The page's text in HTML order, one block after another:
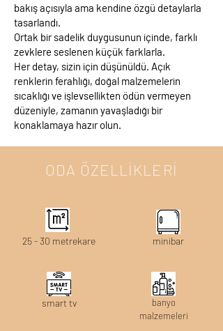
bakış açısıyla ama kendine özgü detaylarla
tasarlandı.
Ortak bir sadelik duygusunun içinde, farklı
zevklere seslenen küçük farklarla.
Her detay, sizin için düşünüldü. Açık
renklerin ferahlığı, doğal malzemelerin
sıcaklığı ve işlevsellikten ödün vermeyen
düzeniyle, zamanın yavaşladığı bir
konaklamaya hazır olun.
ODA ÖZELLİKLERİ
25 - 30 metrekare minibar
smart tv
banyo
malzemeleri